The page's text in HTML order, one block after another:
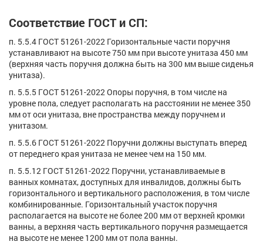
Соответствие ГОСТ и СП:
п. 5.5.4 ГОСТ 51261-2022 Горизонтальные части поручня
устанавливают на высоте 750 мм при высоте унитаза 450 мм
(верхняя часть поручня должна быть на 300 мм выше сиденья
унитаза).
п. 5.5.5 ГОСТ 51261-2022 Опоры поручня, в том числе на
уровне пола, следует располагать на расстоянии не менее 350
мм от оси унитаза, вне пространства между поручнем и
унитазом.
п. 5.5.6 ГОСТ 51261-2022 Поручни должны выступать вперед
от переднего края унитаза не менее чем на 150 мм.
п. 5.5.12 ГОСТ 51261-2022 Поручни, устанавливаемые в
ванных комнатах, доступных для инвалидов, должны быть
горизонтального и вертикального расположения, в том числе
комбинированные. Горизонтальный участок поручня
располагается на высоте не более 200 мм от верхней кромки
ванны, а верхняя часть вертикального поручня размещается
на высоте не менее 1200 мм от пола ванны.